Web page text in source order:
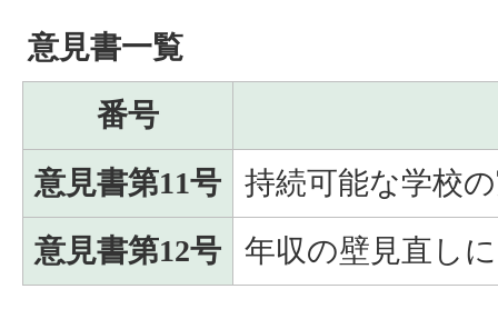
意見書一覧
番号
意見書第11号
持続可能な学校
意見書第12号
年収の壁見直し